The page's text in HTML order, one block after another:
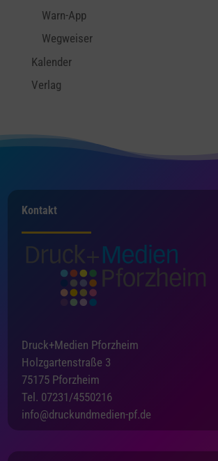
Warn-App
Wegweiser
Kalender
Verlag
Kontakt
Druck+Medien Pforzheim
Holzgartenstraße 3
75175 Pforzheim
Tel. 07231/4550216
info@druckundmedien-pf.de